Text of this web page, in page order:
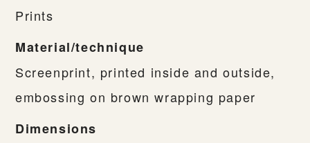
Prints
Material/technique
Screenprint, printed inside and outside,
embossing on brown wrapping paper
Dimensions